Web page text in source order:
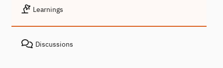
Learnings
Discussions